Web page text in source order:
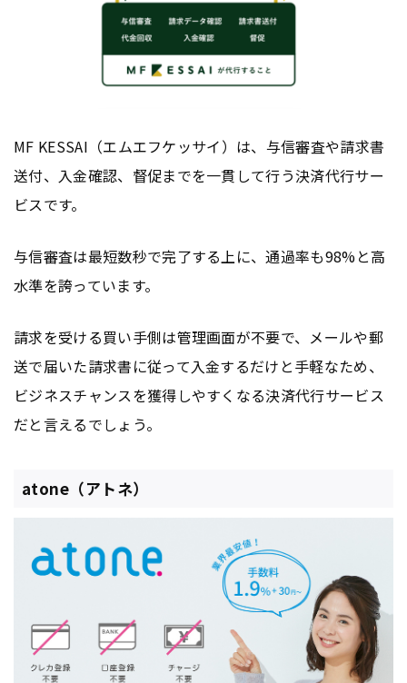
MF KESSAI（エムエフケッサイ）は、与信審査や請求書
送付、入金確認、督促までを一貫して行う決済代行サー
ビスです。
与信審査は最短数秒で完了する上に、通過率も98%と高
水準を誇っています。
請求を受ける買い手側は管理画面が不要で、メールや郵
送で届いた請求書に従って入金するだけと手軽なため、
ビジネスチャンスを獲得しやすくなる決済代行サービス
だと言えるでしょう。
atone（アトネ）